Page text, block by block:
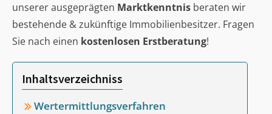
unserer ausgeprägten Marktkenntnis beraten wir
bestehende & zukünftige Immobilienbesitzer. Fragen
Sie nach einen kostenlosen Erstberatung!
Inhaltsverzeichniss
Wertermittlungsverfahren